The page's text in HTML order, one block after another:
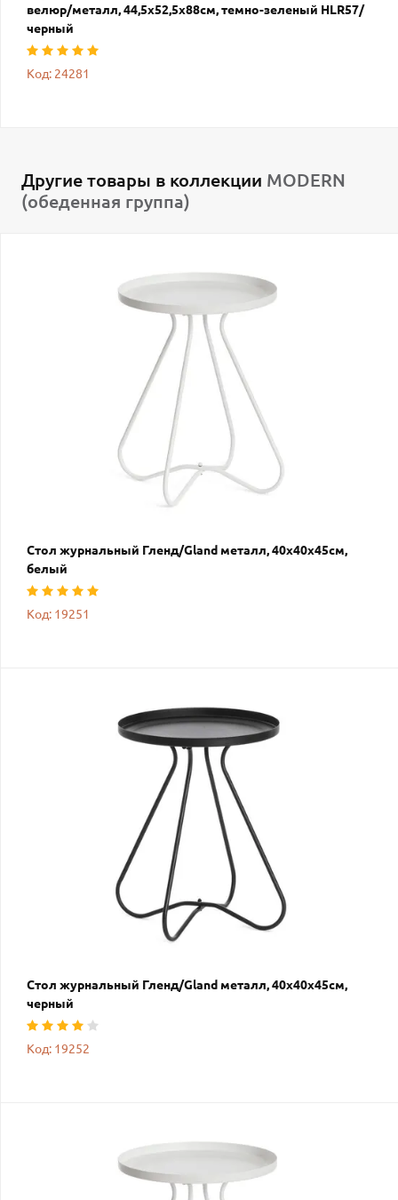
велюр/металл, 44,5х52,5х88см, темно-зеленый HLR57/
черный
Код: 24281
Другие товары в коллекции MODERN
(обеденная группа)
Стол журнальный Гленд/Gland металл, 40х40х45см,
белый
Код: 19251
Стол журнальный Гленд/Gland металл, 40х40х45см,
черный
Код: 19252